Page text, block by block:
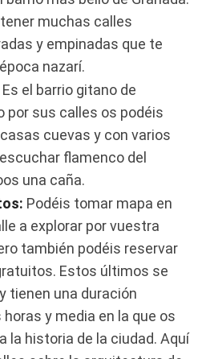
muchas calles
y empinadas que te
nazarí.
Es el barrio gitano de
por sus calles os podéis
cuevas y con varios
flamenco del
una caña.
Podéis tomar mapa en
a explorar por vuestra
también podéis reservar
Estos últimos se
tienen una duración
y media en la que os
la historia de la ciudad. Aquí